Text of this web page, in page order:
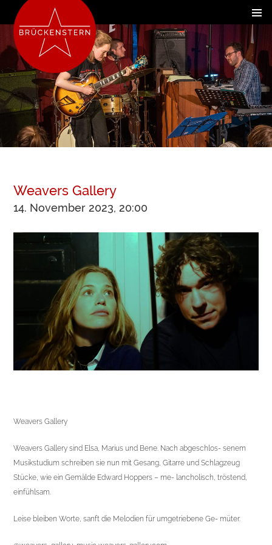
Weavers Gallery
14. November 2023, 20:00
Weavers Gallery
Weavers Gallery sind Elsa, Marius und Bene. Nach abgeschlos- senem
Musikstudium schreiben sie nun mit Gesang, Gitarre und Schlagzeug
Stücke, wie ein Gemälde Edward Hoppers – me- lancholisch, tröstend,
einfühlsam.
Leise bleiben Worte, sanft die Melodien für umgetriebene Ge- müter.